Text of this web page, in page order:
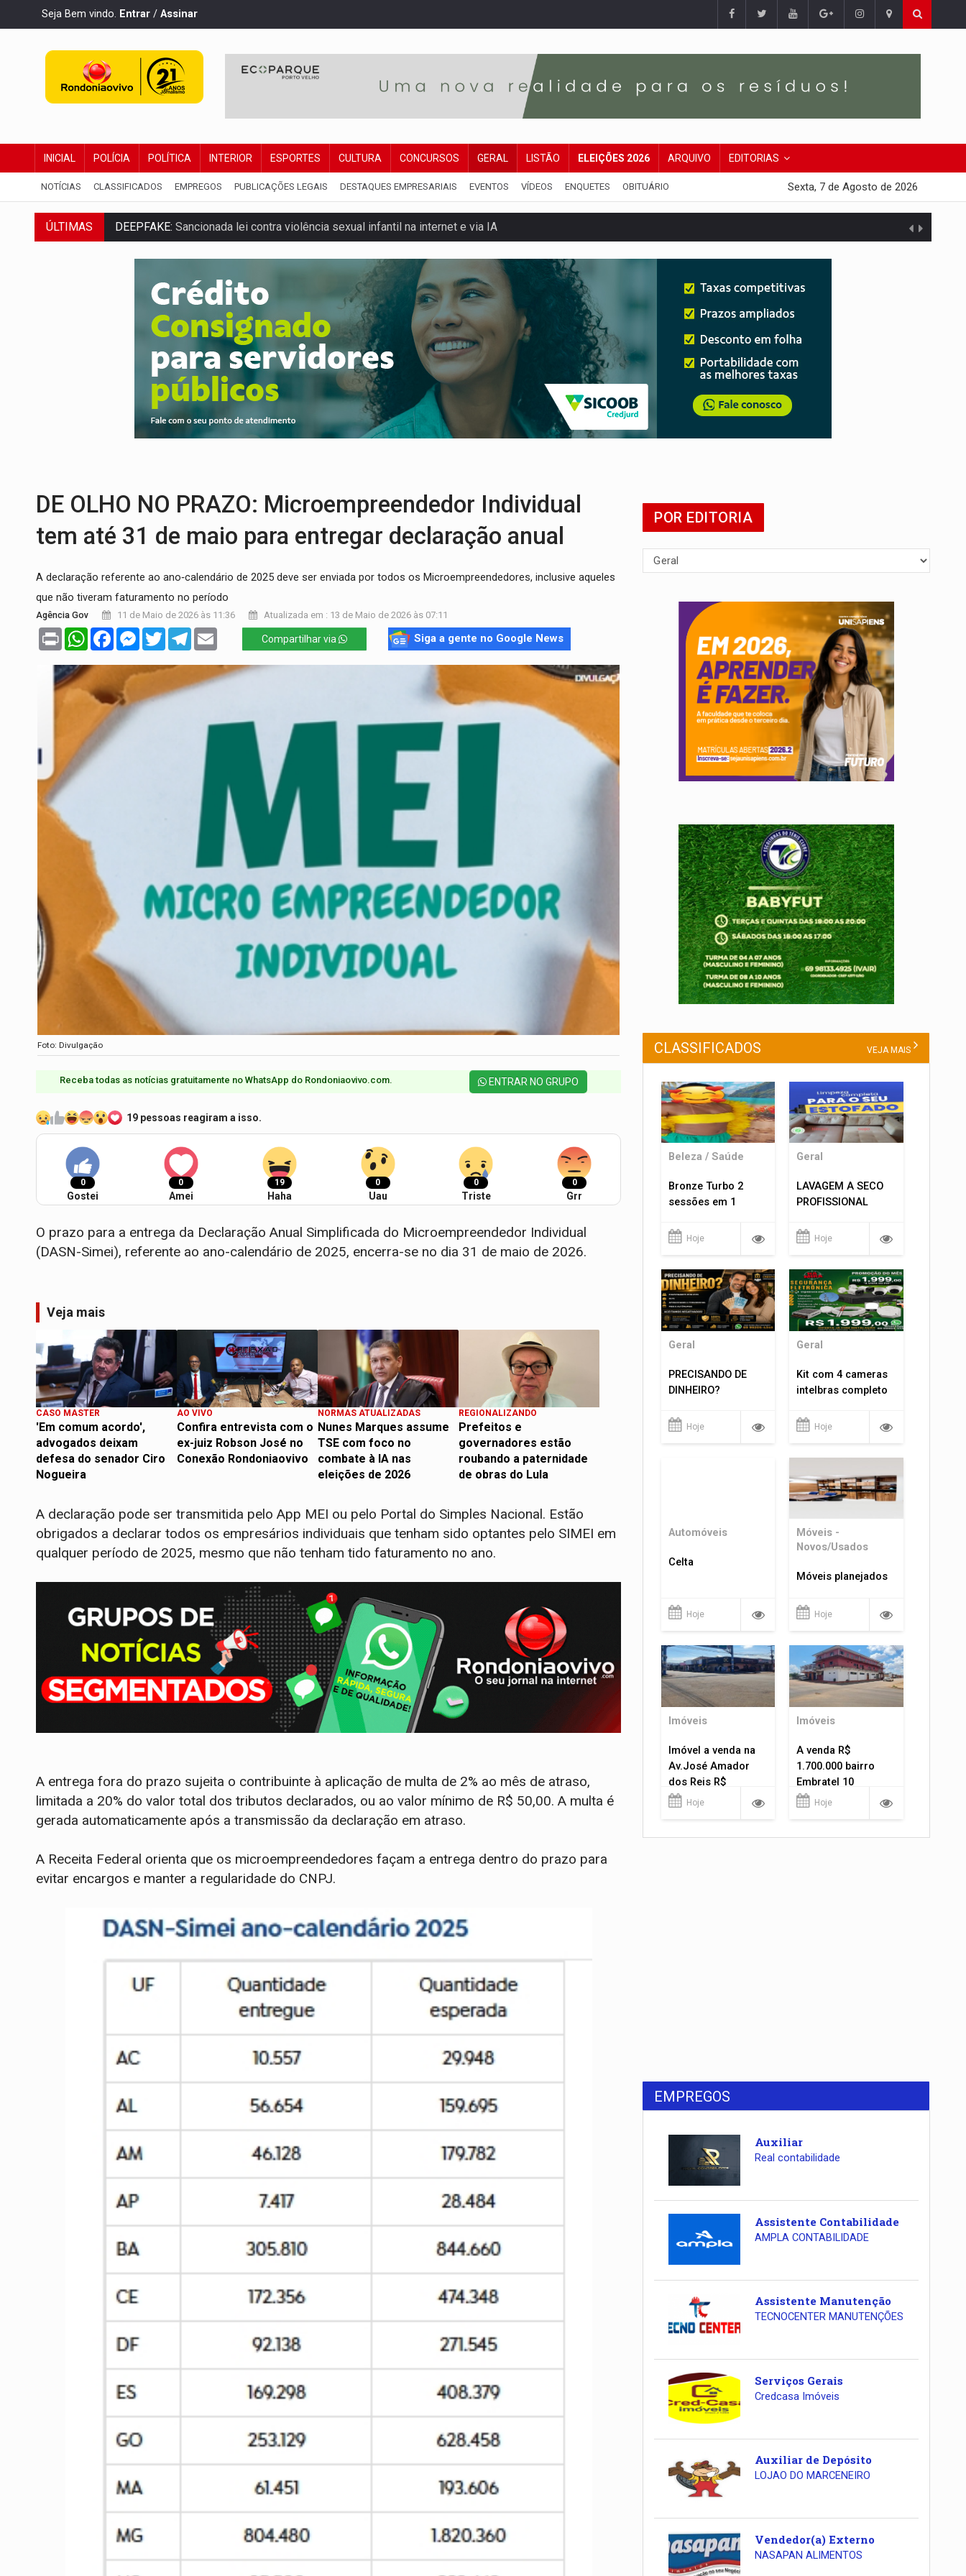
Seja Bem vindo. Entrar / Assinar
INICIAL POLÍCIA POLÍTICA INTERIOR ESPORTES CULTURA CONCURSOS GERAL LISTÃO ELEIÇÕES 2026 ARQUIVO EDITORIAS
NOTÍCIAS CLASSIFICADOS EMPREGOS PUBLICAÇÕES LEGAIS DESTAQUES EMPRESARIAIS EVENTOS VÍDEOS ENQUETES OBITUÁRIO Sexta, 7 de Agosto de 2026
ÚLTIMAS DEEPFAKE: Sancionada lei contra violência sexual infantil na internet e via IA
COLEGIADO:Brasil e Rússia discutem energia nuclear, defesa e ciência em Brasília
URGENTE:Colisão entre caminhão e carro deixa quatro mortos e um em estado grave na BR
ENCONTRO: Amazônia Negra ganha projeção nacional com participação de Marcela Bonfim
PREVISÃO: Porto Velho tem chances de chuvas isoladas nesta sexta-feira (7)
SINDICATOS UNIDOS: Assembleia Geral delibera greve da educação municipal em Porto Velho
PROCESSO SELETIVO:Rondoniaovivo abre oficina de Comunicação com oportunidade de integrar equipe
AGOSTO LILÁS:MPRO lança de portal e promove reflexão sobre trajetória da Lei Maria da Penha
DE OLHO NO PRAZO: Microempreendedor Individual
tem até 31 de maio para entregar declaração anual
A declaração referente ao ano‑calendário de 2025 deve ser enviada por todos os Microempreendedores, inclusive aqueles
que não tiveram faturamento no período
Agência Gov 11 de Maio de 2026 às 11:36 Atualizada em : 13 de Maio de 2026 às 07:11
Print WhatsAppFacebookMessenger
TwitterTelegram Compartilhar via Siga a gente no Google News
Foto: Divulgação
Receba todas as notícias gratuitamente no WhatsApp do Rondoniaovivo.com.​ ENTRAR NO GRUPO
19 pessoas reagiram a isso.
0
Gostei
0
Amei
19
Haha
0
Uau
0
Triste
0
Grr
O prazo para a entrega da Declaração Anual Simplificada do Microempreendedor Individual
(DASN-Simei), referente ao ano-calendário de 2025, encerra-se no dia 31 de maio de 2026.
Veja mais
CASO MASTER
'Em comum acordo',
advogados deixam
defesa do senador Ciro
Nogueira
AO VIVO
Confira entrevista com o
ex-juiz Robson José no
Conexão Rondoniaovivo
NORMAS ATUALIZADAS
Nunes Marques assume
TSE com foco no
combate à IA nas
eleições de 2026
REGIONALIZANDO
Prefeitos e
governadores estão
roubando a paternidade
de obras do Lula
A declaração pode ser transmitida pelo App MEI ou pelo Portal do Simples Nacional. Estão
obrigados a declarar todos os empresários individuais que tenham sido optantes pelo SIMEI em
qualquer período de 2025, mesmo que não tenham tido faturamento no ano.
A entrega fora do prazo sujeita o contribuinte à aplicação de multa de 2% ao mês de atraso,
limitada a 20% do valor total dos tributos declarados, ou ao valor mínimo de R$ 50,00. A multa é
gerada automaticamente após a transmissão da declaração em atraso.
A Receita Federal orienta que os microempreendedores façam a entrega dentro do prazo para
evitar encargos e manter a regularidade do CNPJ.
POR EDITORIA
CLASSIFICADOS VEJA MAIS
Beleza / Saúde
Bronze Turbo 2
sessões em 1
Hoje
Geral
LAVAGEM A SECO
PROFISSIONAL
Hoje
Geral
PRECISANDO DE
DINHEIRO?
Hoje
Geral
Kit com 4 cameras
intelbras completo
Hoje
Automóveis
Celta
Hoje
Móveis -
Novos/Usados
Móveis planejados
Hoje
Imóveis
Imóvel a venda na
Av.José Amador
dos Reis R$
1.400.000
Hoje
Imóveis
A venda R$
1.700.000 bairro
Embratel 10
apartamentos!
Hoje
EMPREGOS
Auxiliar
Real contabilidade
Assistente Contabilidade
AMPLA CONTABILIDADE
Assistente Manutenção
TECNOCENTER MANUTENÇÕES
Serviços Gerais
Credcasa Imóveis
Auxiliar de Depósito
LOJAO DO MARCENEIRO
Vendedor(a) Externo
NASAPAN ALIMENTOS